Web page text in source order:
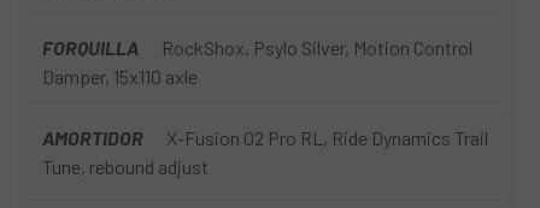
FORQUILLA
RockShox, Psylo Silver, Motion Control
Damper, 15x110 axle
AMORTIDOR
X-Fusion 02 Pro RL, Ride Dynamics Trail
Tune, rebound adjust